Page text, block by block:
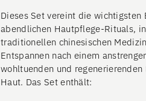
Dieses Set vereint die wichtigsten
abendlichen Hautpflege-Rituals,
traditionellen chinesischen
Entspannen nach einem
wohltuenden und
Haut. Das Set enthält: